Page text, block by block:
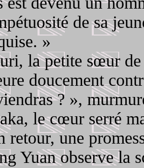
de sa
»
la petite sœur
doucement
? »,
le cœur serré
retour, une
Yuan observe la